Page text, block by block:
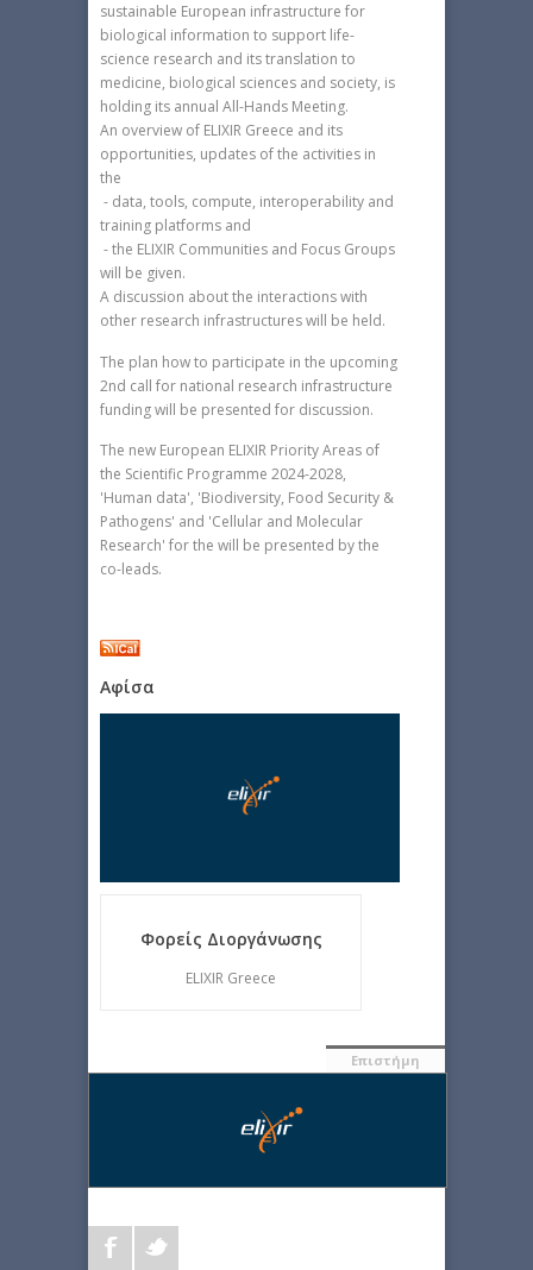
sustainable European infrastructure for
biological information to support life-
science research and its translation to
medicine, biological sciences and society, is
holding its annual All-Hands Meeting.
An overview of ELIXIR Greece and its
opportunities, updates of the activities in
the
- data, tools, compute, interoperability and
training platforms and
- the ELIXIR Communities and Focus Groups
will be given.
A discussion about the interactions with
other research infrastructures will be held.
The plan how to participate in the upcoming
2nd call for national research infrastructure
funding will be presented for discussion.
The new European ELIXIR Priority Areas of
the Scientific Programme 2024-2028,
'Human data', 'Biodiversity, Food Security &
Pathogens' and 'Cellular and Molecular
Research' for the will be presented by the
co-leads.
Αφίσα
Φορείς Διοργάνωσης
ELIXIR Greece
Επιστήμη